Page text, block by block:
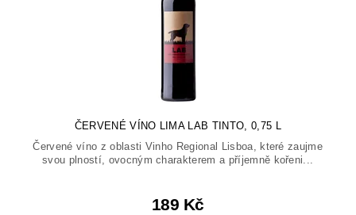
ČERVENÉ VÍNO LIMA LAB TINTO, 0,75 L
Červené víno z oblasti Vinho Regional Lisboa, které zaujme
svou plností, ovocným charakterem a příjemně kořeni...
189 Kč